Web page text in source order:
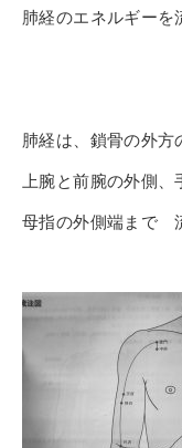
肺経のエネルギーを
肺経は、鎖骨の外方
上腕と前腕の外側
母指の外側端まで